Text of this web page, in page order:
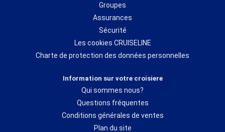
Groupes
Assurances
Sécurité
Les cookies CRUISELINE
Charte de protection des données personnelles
Information sur votre croisiere
Qui sommes nous?
Questions fréquentes
Conditions générales de ventes
Plan du site